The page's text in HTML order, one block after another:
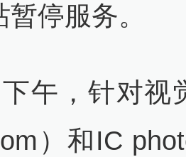
停服务。
午，针对视
）和IC